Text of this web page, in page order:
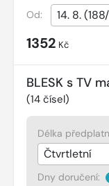
Od:
1352 Kč
BLESK s TV
(14 čísel)
Délka
Dny doručení: